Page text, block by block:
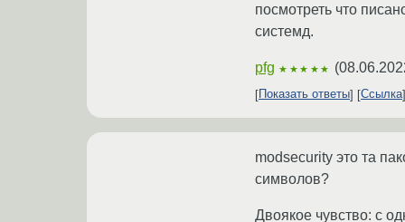
посмотреть что
системд.
pfg ★★★★★ (
Показать ответы Ссылка
modsecurity это та
символов?
Двоякое чувство: с